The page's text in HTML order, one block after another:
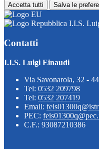
Accetta tutti Salva le
I.I.S.
Contatti
I.I.S. Luigi Einaudi
Via Savonarola, 32 -
Tel: 0532 209798
Tel: 0532 207419
Email:
PEC:
C.F.: 93087210386